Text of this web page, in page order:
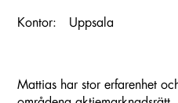
Kontor: Uppsala
Mattias har stor erfarenhet